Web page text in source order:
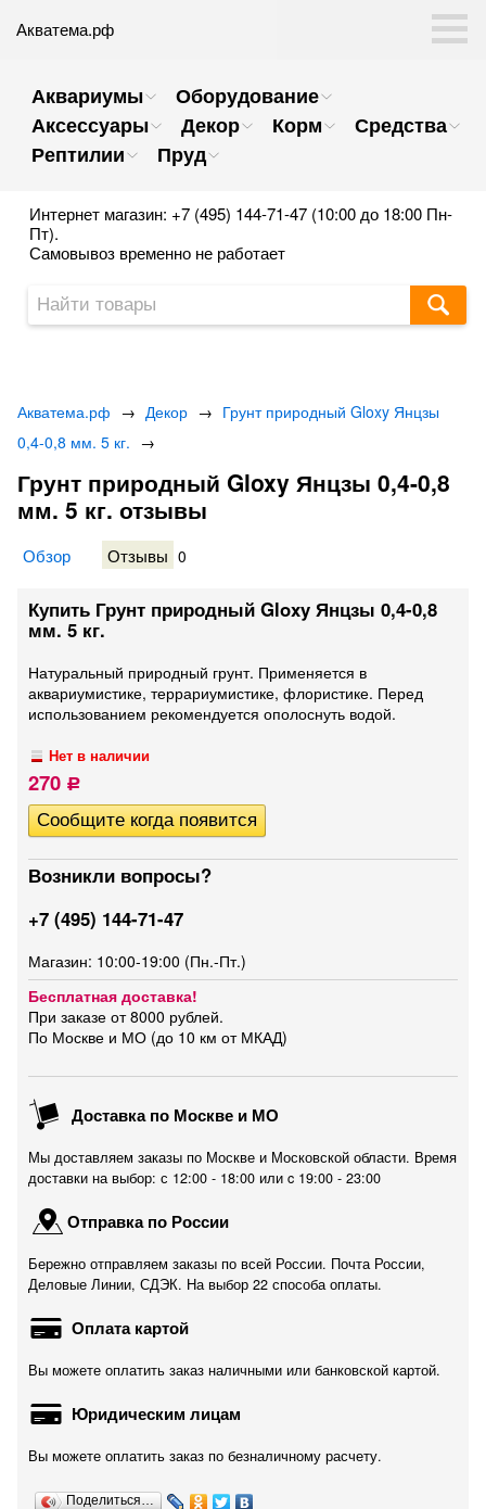
Акватема.рф
Аквариумы
Оборудование
Аксессуары
Декор Корм
Средства
Рептилии
Пруд
Интернет магазин: +7 (495) 144-71-47 (10:00 до 18:00 Пн-
Пт).
Самовывоз временно не работает
Акватема.рф → Декор → Грунт природный Gloxy Янцзы
0,4-0,8 мм. 5 кг. →
Грунт природный Gloxy Янцзы 0,4-0,8
мм. 5 кг. отзывы
Обзор Отзывы 0
Купить Грунт природный Gloxy Янцзы 0,4-0,8
мм. 5 кг.
Натуральный природный грунт. Применяется в
аквариумистике, террариумистике, флористике. Перед
использованием рекомендуется ополоснуть водой.
Нет в наличии
270 Р
Возникли вопросы?
+7 (495) 144-71-47
Магазин: 10:00-19:00 (Пн.-Пт.)
Бесплатная доставка!
При заказе от 8000 рублей.
По Москве и МО (до 10 км от МКАД)
Доставка по Москве и МО
Мы доставляем заказы по Москве и Московской области. Время
доставки на выбор: с 12:00 - 18:00 или c 19:00 - 23:00
Отправка по России
Бережно отправляем заказы по всей России. Почта России,
Деловые Линии, СДЭК. На выбор 22 способа оплаты.
Оплата картой
Вы можете оплатить заказ наличными или банковской картой.
Юридическим лицам
Вы можете оплатить заказ по безналичному расчету.
Поделиться…